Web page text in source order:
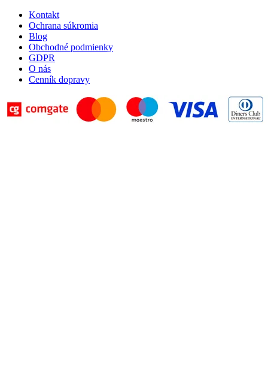
Kontakt
Ochrana súkromia
Blog
Obchodné podmienky
GDPR
O nás
Cenník dopravy